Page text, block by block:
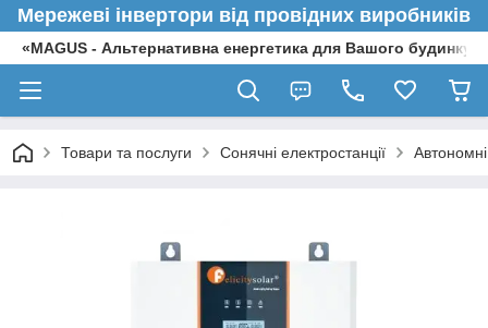
Мережеві інвертори від провідних виробників
«MAGUS - Альтернативна енергетика для Вашого будинку»
Товари та послуги Сонячні електростанції